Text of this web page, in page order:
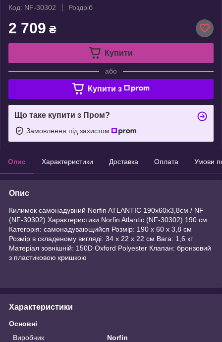
Код: NF-30302
Роздріб
2 709 ₴
Купити
або
Купити з
Що таке купити з Пром?
Замовлення під захистом
Опис Характеристики Доставка Оплата Умови
Опис
Килимок самонадувний Norfin ATLANTIC 190х60х3,8см / NF
(NF-30302) Характеристики Norfin Atlantic (NF-30302) 190 см
Категорія: самонадувающийся Розмір: 190 х 60 х 3,8 см
Розмір в складеному вигляді: 34 х 22 х 22 см Вага: 1,6 кг
Матеріал зовнішній: 150D Oxford Polyester Клапан: бронзовий
з пластиковою кришкою
Характеристики
Основні
Виробник
Norfin